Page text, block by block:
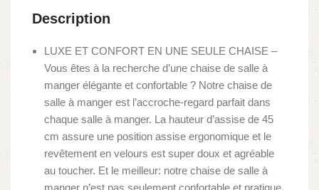
Description
LUXE ET CONFORT EN UNE SEULE CHAISE –
Vous êtes à la recherche d’une chaise de salle à
manger élégante et confortable ? Notre chaise de
salle à manger est l’accroche-regard parfait dans
chaque salle à manger. La hauteur d’assise de 45
cm assure une position assise ergonomique et le
revêtement en velours est super doux et agréable
au toucher. Et le meilleur: notre chaise de salle à
manger n’est pas seulement confortable et pratique,